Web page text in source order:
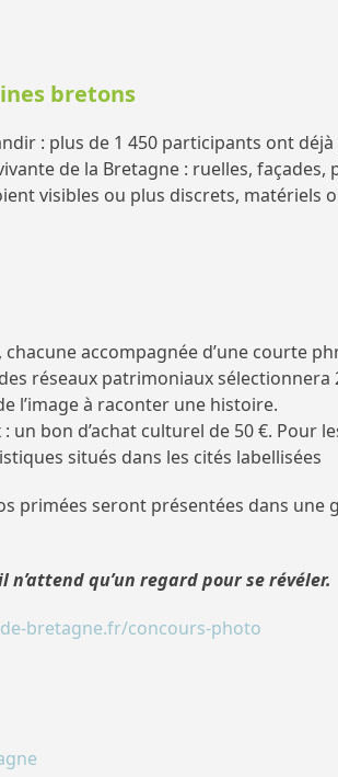
bretons
: plus de 1 450 participants ont
de la Bretagne : ruelles,
visibles ou plus discrets, matériels
accompagnée d’une courte
réseaux patrimoniaux
l’image à raconter une histoire.
un bon d’achat culturel de 50 €. Pour
situés dans les cités labellisées
primées seront présentées dans
qu’un regard pour se révéler.
bretagne.fr/concours-photo